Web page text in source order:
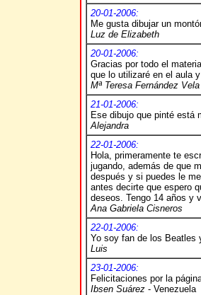
20-01-2006:
Me gusta dibujar un
Luz de Elizabeth
20-01-2006:
Gracias por todo el
que lo utilizaré en el aula
Mª Teresa Fernández Vela
21-01-2006:
Ese dibujo que pinté está
Alejandra
22-01-2006:
Hola, primeramente te
jugando, además de que
después y si puedes le
antes decirte que espero
deseos. Tengo 14 años y
Ana Gabriela Cisneros
22-01-2006:
Yo soy fan de los Beatles
Luis
23-01-2006:
Felicitaciones por la
Ibsen Suárez - Venezuela